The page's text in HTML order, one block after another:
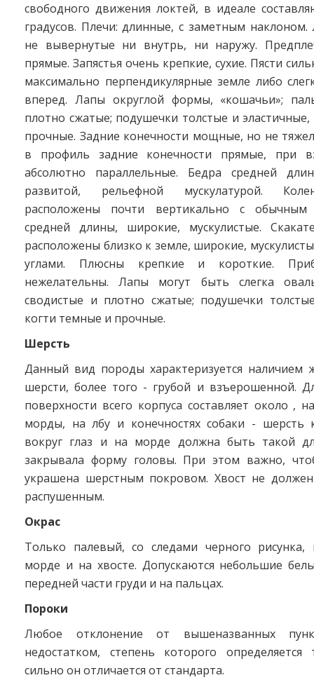
свободного движения локтей, в идеале
градусов. Плечи: длинные, с заметным наклоном.
не вывернутые ни внутрь, ни наружу.
прямые. Запястья очень крепкие, сухие. Пясти
максимально перпендикулярные земле либо
вперед. Лапы округлой формы, «кошачьи»;
плотно сжатые; подушечки толстые и
прочные. Задние конечности мощные, но не
в профиль задние конечности прямые, при
абсолютно параллельные. Бедра средней
развитой, рельефной мускулатурой.
расположены почти вертикально с обычным
средней длины, широкие, мускулистые.
расположены близко к земле, широкие,
углами. Плюсны крепкие и короткие.
нежелательны. Лапы могут быть слегка
сводистые и плотно сжатые; подушечки
когти темные и прочные.
Шерсть
Данный вид породы характеризуется наличием
шерсти, более того - грубой и взъерошенной.
поверхности всего корпуса составляет около ,
морды, на лбу и конечностях собаки - шерсть
вокруг глаз и на морде должна быть такой
закрывала форму головы. При этом важно,
украшена шерстным покровом. Хвост не
распушенным.
Окрас
Только палевый, со следами черного
морде и на хвосте. Допускаются небольшие
передней части груди и на пальцах.
Пороки
Любое отклонение от вышеназванных
недостатком, степень которого определяется
сильно он отличается от стандарта.